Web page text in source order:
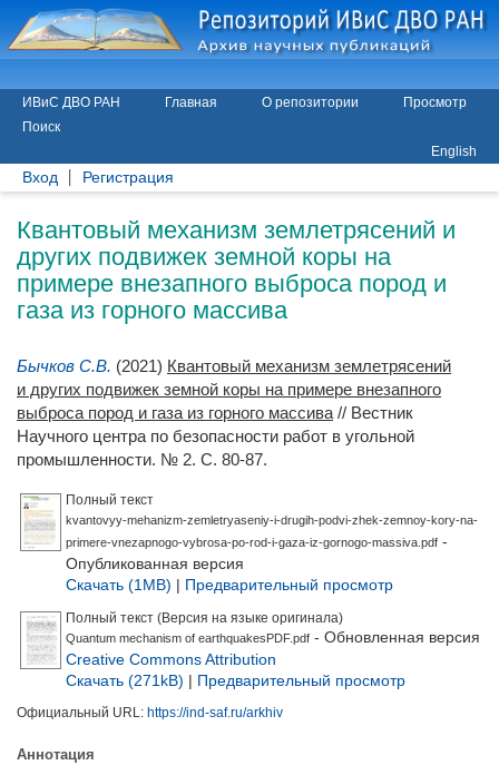
ИВиС ДВО РАН Главная О репозитории
Просмотр
Поиск
English
Вход Регистрация
Квантовый механизм землетрясений и
других подвижек земной коры на
примере внезапного выброса пород и
газа из горного массива
Бычков С.В. (2021) Квантовый механизм землетрясений
и других подвижек земной коры на примере внезапного
выброса пород и газа из горного массива // Вестник
Научного центра по безопасности работ в угольной
промышленности. № 2. С. 80-87.
Полный текст
kvantovyy-mehanizm-zemletryaseniy-i-drugih-podvi-zhek-zemnoy-kory-na-
primere-vnezapnogo-vybrosa-po-rod-i-gaza-iz-gornogo-massiva.pdf -
Опубликованная версия
Скачать (1MB) | Предварительный просмотр
Полный текст (Версия на языке оригинала)
Quantum mechanism of earthquakesPDF.pdf - Обновленная версия
Creative Commons Attribution
Скачать (271kB) | Предварительный просмотр
Официальный URL: https://ind-saf.ru/arkhiv
Аннотация